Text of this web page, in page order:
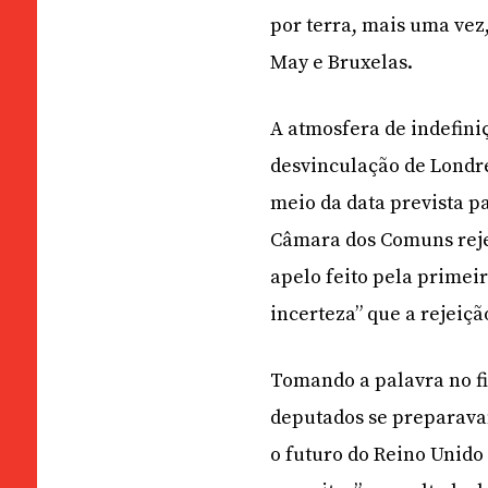
por terra, mais uma
May e Bruxelas.
A atmosfera de
desvinculação de
meio da data prevista
Câmara dos Comuns
apelo feito pela
incerteza” que a
Tomando a palavra no
deputados se
o futuro do Reino Unido